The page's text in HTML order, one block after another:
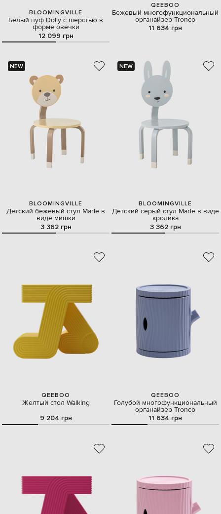
BLOOMINGVILLE
Белый пуф Dolly с шерстью в
форме овечки
12 099 грн
QEEBOO
Бежевый многофункциональный
органайзер Tronco
11 634 грн
NEW
BLOOMINGVILLE
Детский бежевый стул Marle в
виде мишки
3 362 грн
NEW
BLOOMINGVILLE
Детский серый стул Marle в виде
кролика
3 362 грн
QEEBOO
Желтый стол Walking
9 204 грн
QEEBOO
Голубой многофункциональный
органайзер Tronco
11 634 грн